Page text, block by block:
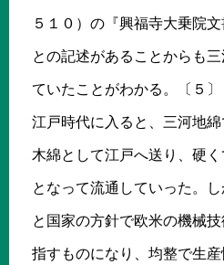
５１０）の『興福寺大乗院
との記述があることからも
ていたことがわかる。〔５〕
江戸時代に入ると、三河地
木綿として江戸へ送り、硬
となって流通していった。
と国家の方針で欧米の機械
指すものになり、均整で生